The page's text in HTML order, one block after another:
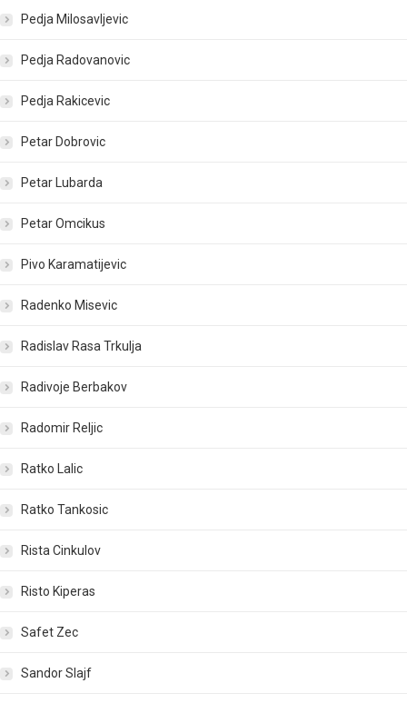
Pedja Milosavljevic
Pedja Radovanovic
Pedja Rakicevic
Petar Dobrovic
Petar Lubarda
Petar Omcikus
Pivo Karamatijevic
Radenko Misevic
Radislav Rasa Trkulja
Radivoje Berbakov
Radomir Reljic
Ratko Lalic
Ratko Tankosic
Rista Cinkulov
Risto Kiperas
Safet Zec
Sandor Slajf